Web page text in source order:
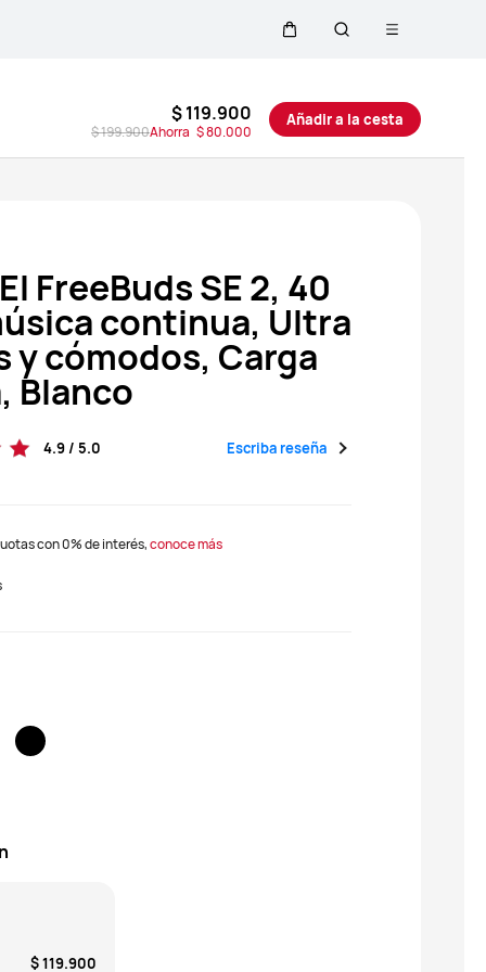
Abrir menú
$ 119.900
Ahorra $ 80.000
$ 199.900
Añadir a la cesta
FreeBuds SE 2, 40
continua, Ultra
y cómodos, Carga
Blanco
4.9 / 5.0 Escriba reseña
con 0% de interés,conoce más
$ 119.900